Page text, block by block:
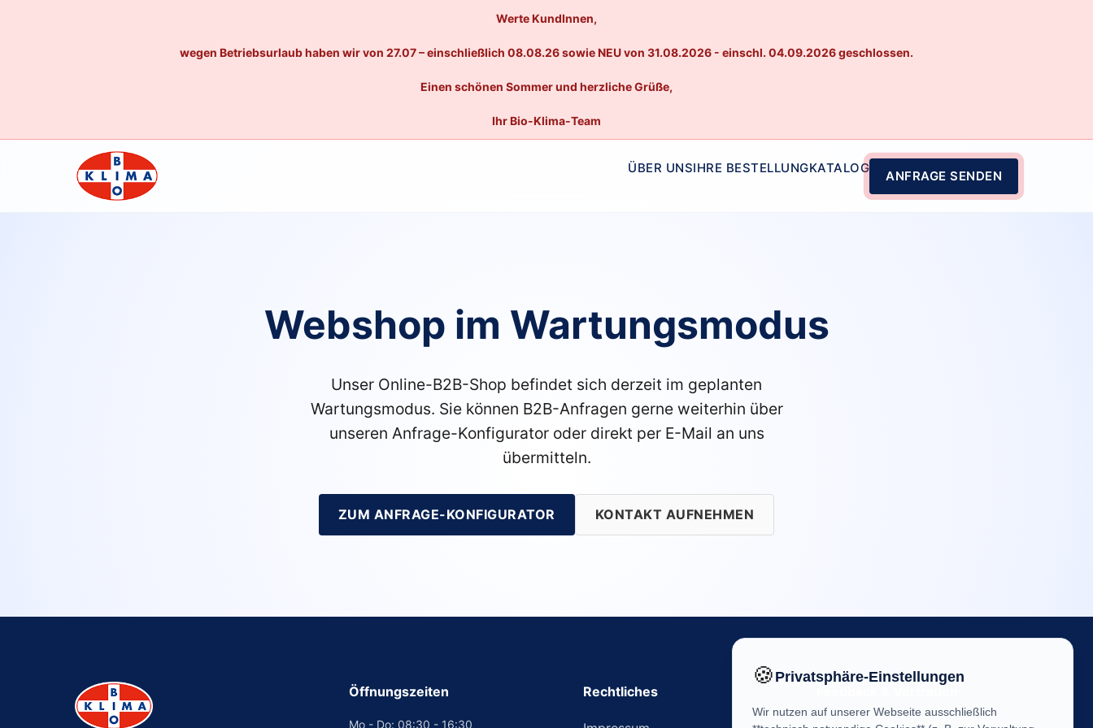
Werte KundInnen,
wegen Betriebsurlaub haben wir von 27.07 – einschließlich 08.08.26 sowie NEU von 31.08.2026 - einschl. 04.09.2026 geschlossen.
Einen schönen Sommer und herzliche Grüße,
Ihr Bio-Klima-Team
ÜBER UNSIHRE BESTELLUNGKATALOG
ANFRAGE SENDEN
Webshop im Wartungsmodus
Unser Online-B2B-Shop befindet sich derzeit im geplanten
Wartungsmodus. Sie können B2B-Anfragen gerne weiterhin über
unseren Anfrage-Konfigurator oder direkt per E-Mail an uns
übermitteln.
ZUM ANFRAGE-KONFIGURATOR KONTAKT AUFNEHMEN
Öffnungszeiten
Mo - Do: 08:30 - 16:30
Rechtliches
Ihre Meinung ist uns wichtig! Helfen
🍪Privatsphäre-Einstellungen
Wir nutzen auf unserer Webseite ausschließlich